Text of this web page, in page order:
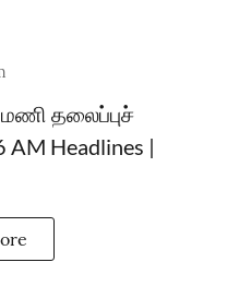
தலைப்புச்
Headlines |